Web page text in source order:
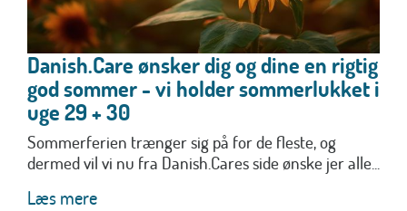
Danish.Care ønsker dig og dine en rigtig
god sommer - vi holder sommerlukket i
uge 29 + 30
Sommerferien trænger sig på for de fleste, og
dermed vil vi nu fra Danish.Cares side ønske jer alle...
Læs mere